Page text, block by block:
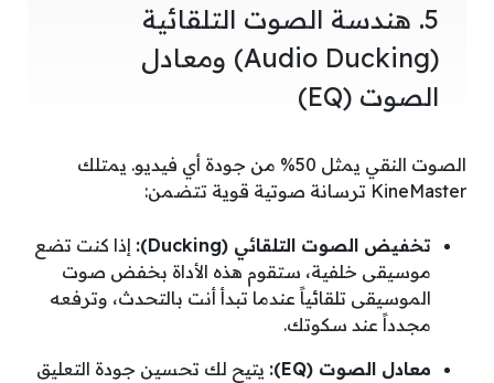
5. هندسة الصوت التلقائية
(Audio Ducking) ومعادل
الصوت (EQ)
الصوت النقي يمثل 50% من جودة أي فيديو. يمتلك
KineMaster ترسانة صوتية قوية تتضمن:
تخفيض الصوت التلقائي (Ducking):
إذا كنت تضع
موسيقى خلفية، ستقوم هذه الأداة بخفض صوت
الموسيقى تلقائياً عندما تبدأ أنت بالتحدث، وترفعه
مجدداً عند سكوتك.
معادل الصوت (EQ):
يتيح لك تحسين جودة التعليق